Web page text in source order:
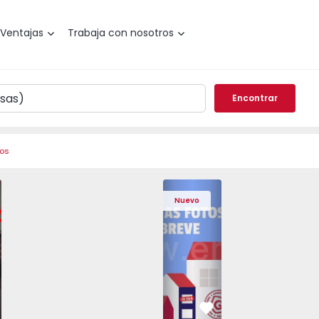
Ventajas Trabaja con nosotros
Encontrar
Pedrouços - 1575536 - 7
T3 Maia, Pedrouços - 1575536 - 9
Apartamento T3 Maia, Pedrouços - 1575536 - 8
Apartamento T3 Maia, Pedrouços - 1575536 - 12
Apartamento T3 Maia, Pedrouços -
Apartamento T3 Maia,
Apartamento
Nuevo
Apartamento T3 Porto,
Favorito